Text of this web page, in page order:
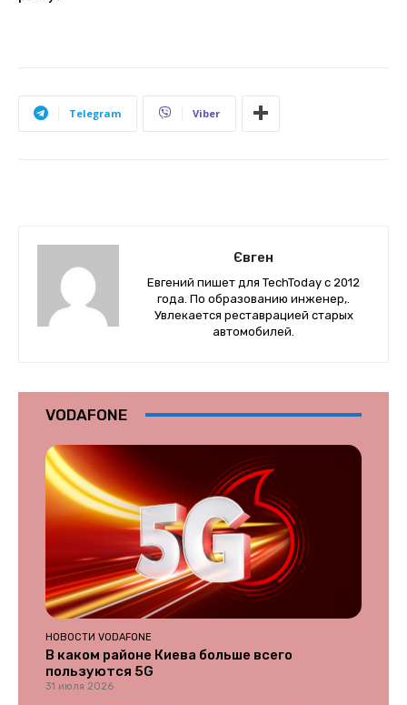
Telegram Viber
Євген
Евгений пишет для TechToday с 2012
года. По образованию инженер,.
Увлекается реставрацией старых
автомобилей.
VODAFONE
НОВОСТИ VODAFONE
В каком районе Киева больше всего
пользуются 5G
31 июля 2026